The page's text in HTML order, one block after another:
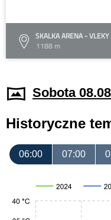
SKALKA ARENA - VLEKY
1188 m
Sobota
Historyczne
06:00 07:00